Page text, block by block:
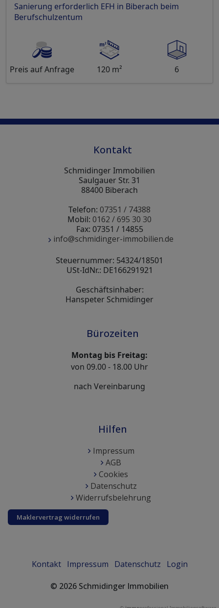
Sanierung erforderlich EFH in Biberach beim
Berufschulzentum
Preis auf Anfrage 120 m² 6
Kontakt
Schmidinger Immobilien
Saulgauer Str. 31
88400 Biberach
Telefon: 07351 / 74388
Mobil: 0162 / 695 30 30
Fax: 07351 / 14855
info@schmidinger-immobilien.de
Steuernummer: 54324/18501
USt-IdNr.: DE166291921
Geschäftsinhaber:
Hanspeter Schmidinger
Bürozeiten
Montag bis Freitag:
von 09.00 - 18.00 Uhr
nach Vereinbarung
Hilfen
Impressum
AGB
Cookies
Datenschutz
Widerrufsbelehrung
Maklervertrag widerrufen
Kontakt Impressum Datenschutz Login
© 2026 Schmidinger Immobilien